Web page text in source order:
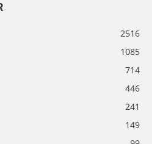
2516
1085
714
446
241
149